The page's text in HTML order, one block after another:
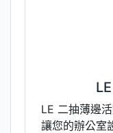
LE 二抽薄邊
讓您的辦公室